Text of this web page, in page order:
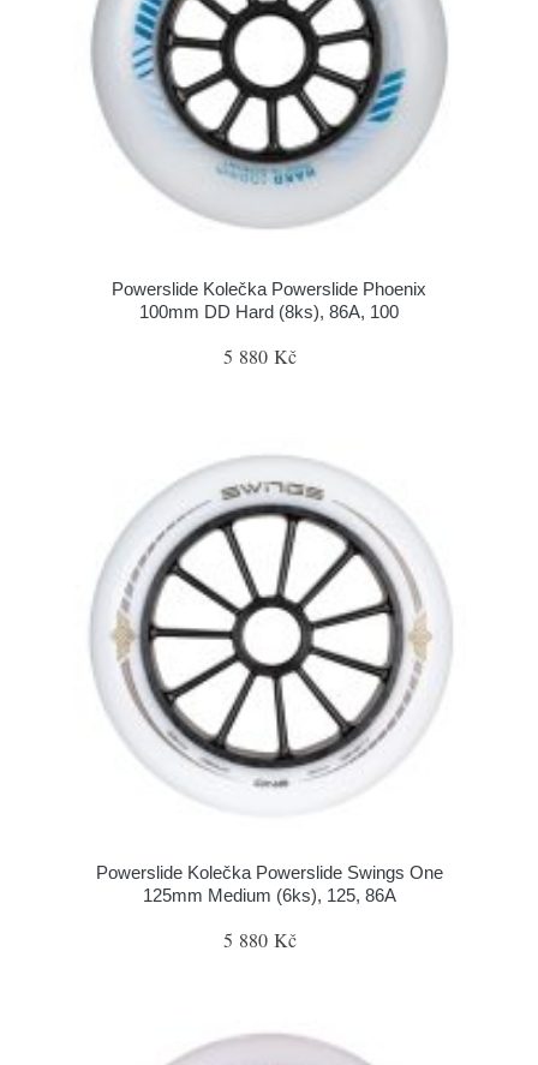
Powerslide Kolečka Powerslide Phoenix
100mm DD Hard (8ks), 86A, 100
5 880 Kč
Powerslide Kolečka Powerslide Swings One
125mm Medium (6ks), 125, 86A
5 880 Kč